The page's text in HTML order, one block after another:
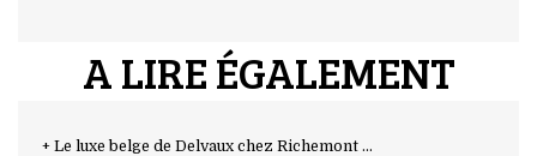
A LIRE ÉGALEMENT
+ Le luxe belge de Delvaux chez Richemont ...